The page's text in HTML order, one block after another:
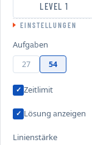
LEVEL 1
EINSTELLUNGEN
Aufgaben
27 54
Zeitlimit
Lösung anzeigen
Linienstärke